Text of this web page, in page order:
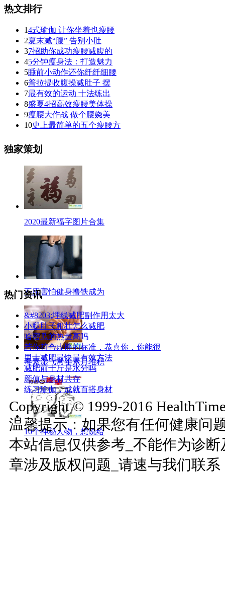
热文排行
14式瑜伽 让你坐着也瘦腰
2夏末减“腹” 告别小肚
37招助你成功瘦腰减腹的
45分钟瘦身法：打造魅力
5睡前小动作还你纤纤细腰
6普拉提收腹操减肚子 摆
7最有效的运动 十法练出
8盛夏4招高效瘦腰美体操
9瘦腰大作战 做个腰娆美
10史上最简单的五个瘦腰方
独家策划
2020最新福字图片合集
不用害怕健身撸铁成为
毒素湿气常年累月堆积
10个神秘人物，想说给
热门资讯
&#8203;埋线减肥副作用太大
小腿肚子粗壮怎么减肥
哈密瓜的热量高吗
若你符合虚胖的标准，恭喜你，你能很
男士减肥最快最有效方法
减肥前十斤是水分吗
颜值与身材共存
练习瑜伽，成就百搭身材
Copyright © 1999-2016
温馨提示：如果您有任何健康问
本站信息仅供参考_不能作为诊
章涉及版权问题_请速与我们联系